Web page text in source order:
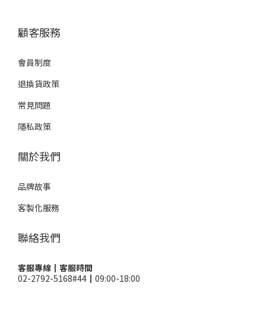
顧客服務
會員制度
退換貨政策
常見問題
隱私政策
關於我們
品牌故事
客製化服務
聯絡我們
客服專線┃客服時間
02-2792-5168#44┃09:00-18:00